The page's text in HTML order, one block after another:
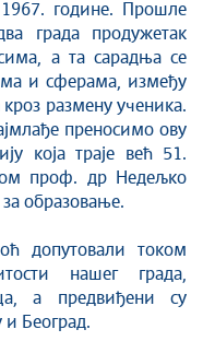
године. Прошле
града продужетак
а та сарадња се
и сферама, између
размену ученика.
преносимо ову
која траје већ 51.
проф. др Недељко
образовање.
допутовали током
нашег града,
а предвиђени су
и Београд.